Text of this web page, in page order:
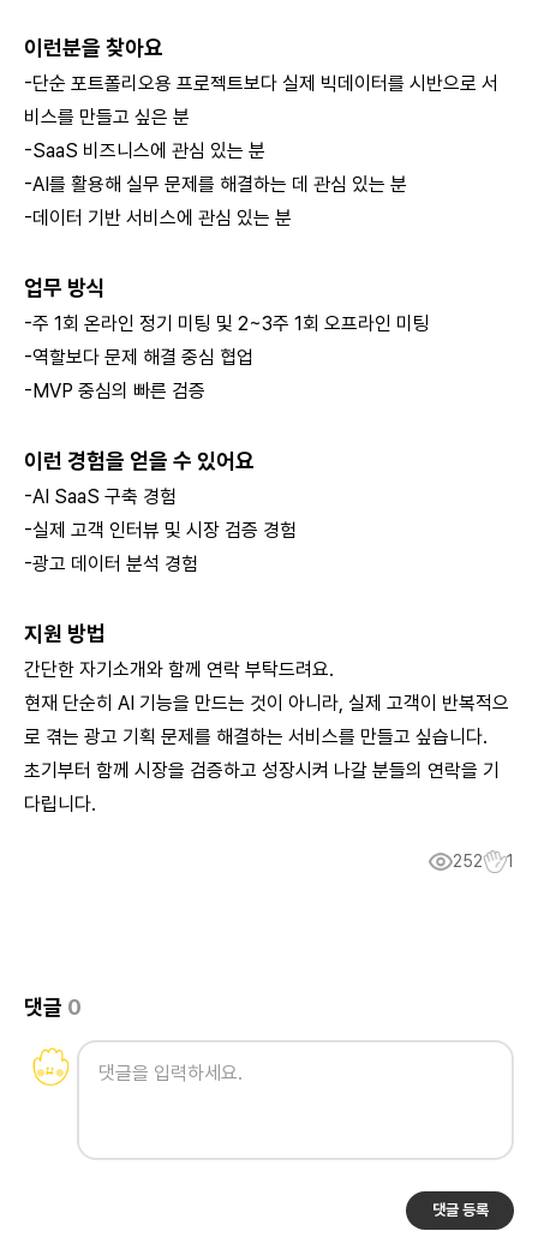
이런분을 찾아요
-단순 포트폴리오용 프로젝트보다 실제 빅데이터를 시반으로 서
비스를 만들고 싶은 분
-SaaS 비즈니스에 관심 있는 분
-AI를 활용해 실무 문제를 해결하는 데 관심 있는 분
-데이터 기반 서비스에 관심 있는 분
업무 방식
-주 1회 온라인 정기 미팅 및 2~3주 1회 오프라인 미팅
-역할보다 문제 해결 중심 협업
-MVP 중심의 빠른 검증
이런 경험을 얻을 수 있어요
-AI SaaS 구축 경험
-실제 고객 인터뷰 및 시장 검증 경험
-광고 데이터 분석 경험
지원 방법
간단한 자기소개와 함께 연락 부탁드려요.
현재 단순히 AI 기능을 만드는 것이 아니라, 실제 고객이 반복적으
로 겪는 광고 기획 문제를 해결하는 서비스를 만들고 싶습니다.
초기부터 함께 시장을 검증하고 성장시켜 나갈 분들의 연락을 기
다립니다.
252 1
댓글 0
댓글 등록